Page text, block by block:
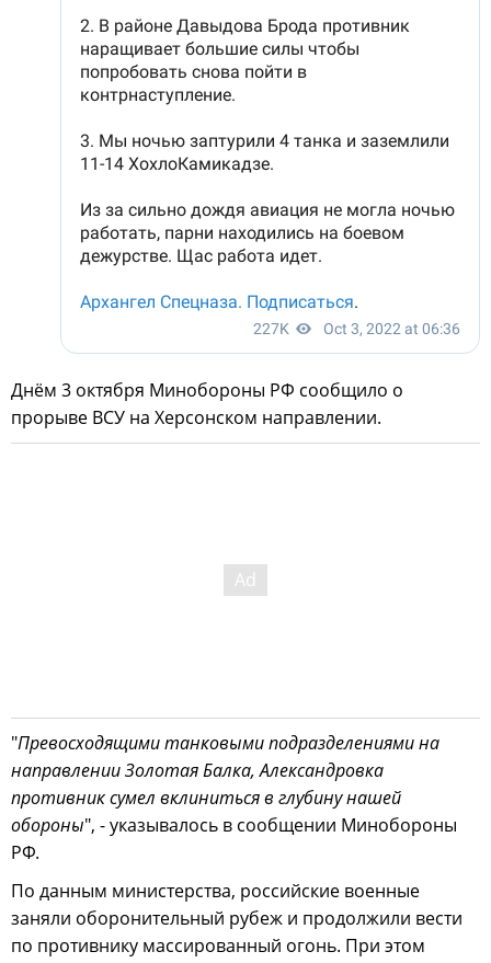
Днём 3 октября Минобороны РФ сообщило о
прорыве ВСУ на Херсонском направлении.
"Превосходящими танковыми подразделениями на
направлении Золотая Балка, Александровка
противник сумел вклиниться в глубину нашей
обороны", - указывалось в сообщении Минобороны
РФ.
По данным министерства, российские военные
заняли оборонительный рубеж и продолжили вести
по противнику массированный огонь. При этом